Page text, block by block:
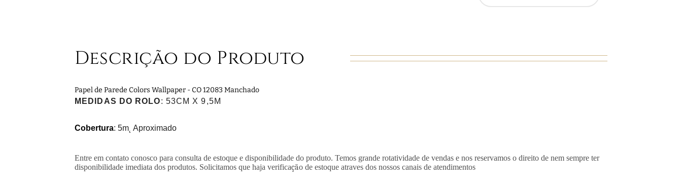
Descrição do Produto
Papel de Parede Colors Wallpaper - CO 12083 Manchado
MEDIDAS DO ROLO: 53CM X 9,5M
Cobertura: 5m˛ Aproximado
Entre em contato conosco para consulta de estoque e disponibilidade do produto. Temos grande rotatividade de vendas e nos reservamos o direito de nem sempre ter
disponibilidade imediata dos produtos. Solicitamos que haja verificação de estoque atraves dos nossos canais de atendimentos